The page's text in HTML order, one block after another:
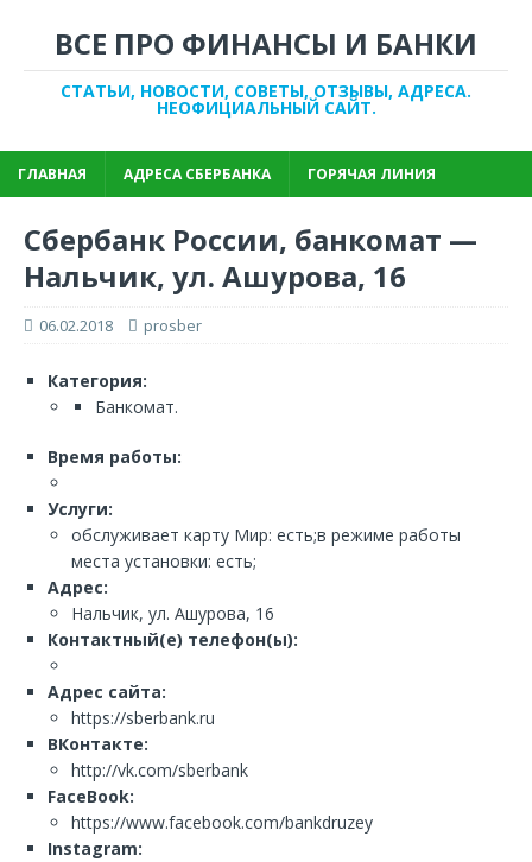
ВСЕ ПРО ФИНАНСЫ И БАНКИ
СТАТЬИ, НОВОСТИ, СОВЕТЫ, ОТЗЫВЫ, АДРЕСА.
НЕОФИЦИАЛЬНЫЙ САЙТ.
ГЛАВНАЯ АДРЕСА СБЕРБАНКА ГОРЯЧАЯ ЛИНИЯ
Сбербанк России, банкомат —
Нальчик, ул. Ашурова, 16
06.02.2018 prosber
Категория:
Банкомат.
Время работы:
Услуги:
обслуживает карту Мир: есть;в режиме работы
места установки: есть;
Адрес:
Нальчик, ул. Ашурова, 16
Контактный(е) телефон(ы):
Адрес сайта:
https://sberbank.ru
ВКонтакте:
http://vk.com/sberbank
FaceBook:
https://www.facebook.com/bankdruzey
Instagram: